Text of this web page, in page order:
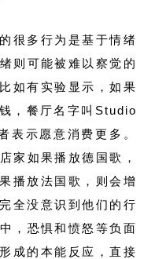
很多行为是基于情绪
则可能被难以察觉的
如有实验显示，如果
，餐厅名字叫Studio
表示愿意消费更多。
家如果播放德国歌，
播放法国歌，则会增
全没意识到他们的行
，恐惧和愤怒等负面
成的本能反应，直接